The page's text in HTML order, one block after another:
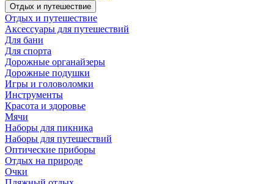
Отдых и путешествие
Отдых и путешествие
Аксессуары для путешествий
Для бани
Для спорта
Дорожные органайзеры
Дорожные подушки
Игры и головоломки
Инструменты
Красота и здоровье
Мячи
Наборы для пикника
Наборы для путешествий
Оптические приборы
Отдых на природе
Очки